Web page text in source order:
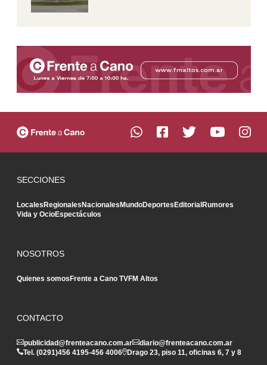
SECCIONES
LocalesRegionalesNacionalesMundoDeportesEditorialRumores
Vida y OcioEspectáculos
NOSOTROS
Quienes somosFrente a Cano TVFM Altos
CONTACTO
publicidad@frenteacano.com.ar
diario@frenteacano.com.ar
Tel. (0291)456 4195-456 4006 Drago 23, piso 11, oficinas 6, 7 y 8